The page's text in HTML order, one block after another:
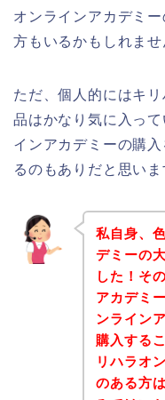
オンラインアカデミ
方もいるかもしれませ
ただ、個人的にはキ
品はかなり気に入っ
インアカデミーの購
るのもありだと思いま
私自身、
デミーの
した！そ
アカデミ
ンライン
購入する
リハラオ
のある方